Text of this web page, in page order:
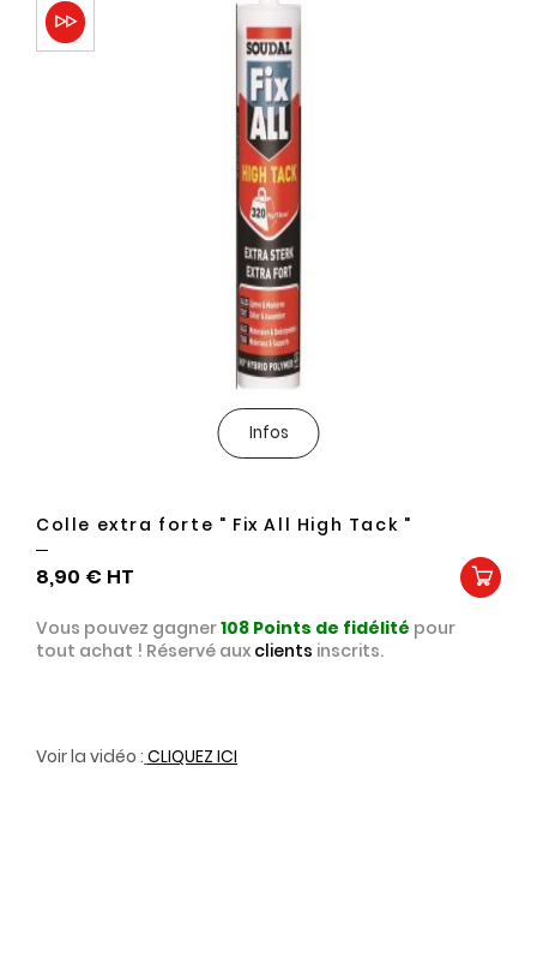
Infos
Colle extra forte " Fix All High Tack "
8,90 €
Vous pouvez gagner108 Points de fidélité pour
tout achat ! Réservé aux clients inscrits.
Voir la vidéo : CLIQUEZ ICI